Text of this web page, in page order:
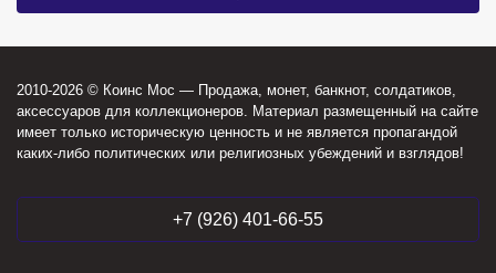
2010-2026 © Коинс Мос — Продажа, монет, банкнот, солдатиков,
аксессуаров для коллекционеров. Материал размещенный на сайте
имеет только историческую ценность и не является пропагандой
каких-либо политических или религиозных убеждений и взглядов!
+7 (926) 401-66-55